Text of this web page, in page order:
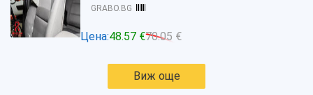
GRABO.BG
Цена:48.57 €70.05 €
Виж още